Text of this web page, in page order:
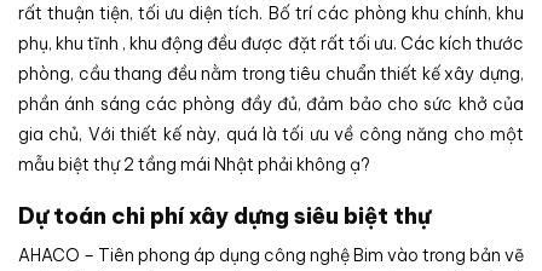
rất thuận tiện, tối ưu diện tích. Bố trí các phòng khu chính, khu
phụ, khu tĩnh , khu động đều được đặt rất tối ưu. Các kích thước
phòng, cầu thang đều nằm trong tiêu chuẩn thiết kế xây dựng,
phần ánh sáng các phòng đầy đủ, đảm bảo cho sức khở của
gia chủ, Với thiết kế này, quá là tối ưu về công năng cho một
mẫu biệt thự 2 tầng mái Nhật phải không ạ?
Dự toán chi phí xây dựng siêu biệt thự
AHACO – Tiên phong áp dụng công nghệ Bim vào trong bản vẽ